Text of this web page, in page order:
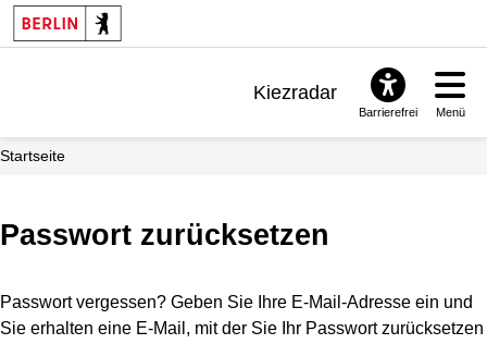
Kiezradar
Barrierefrei Menü
Startseite
Passwort zurücksetzen
Passwort vergessen? Geben Sie Ihre E-Mail-Adresse ein und
Sie erhalten eine E-Mail, mit der Sie Ihr Passwort zurücksetzen